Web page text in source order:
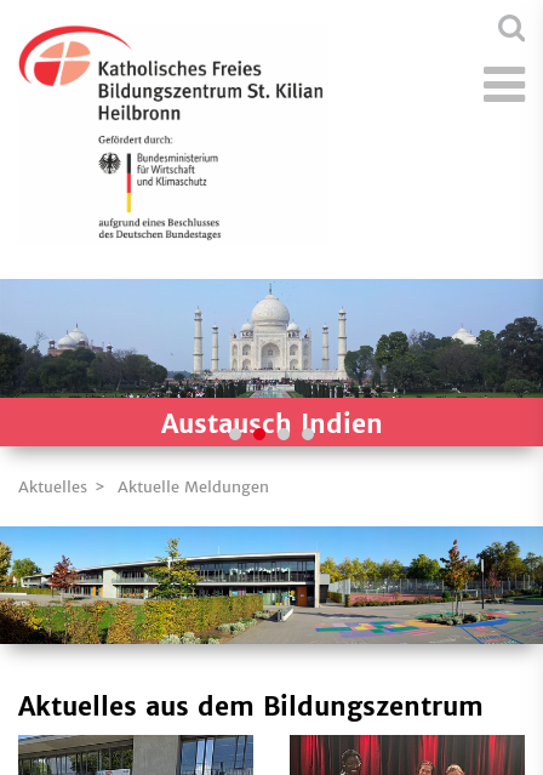
Austausch Indien
Aktuelles Aktuelle Meldungen
Aktuelles aus dem Bildungszentrum